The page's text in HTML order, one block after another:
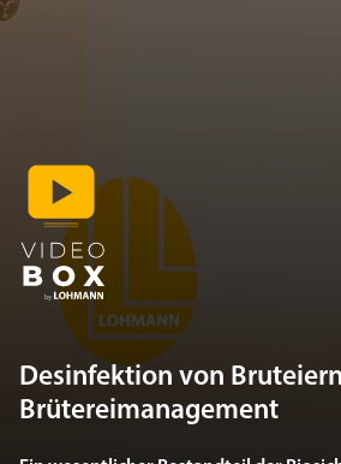
Desinfektion von Bruteiern |
Brütereimanagement
Ein wesentlicher Bestandteil der